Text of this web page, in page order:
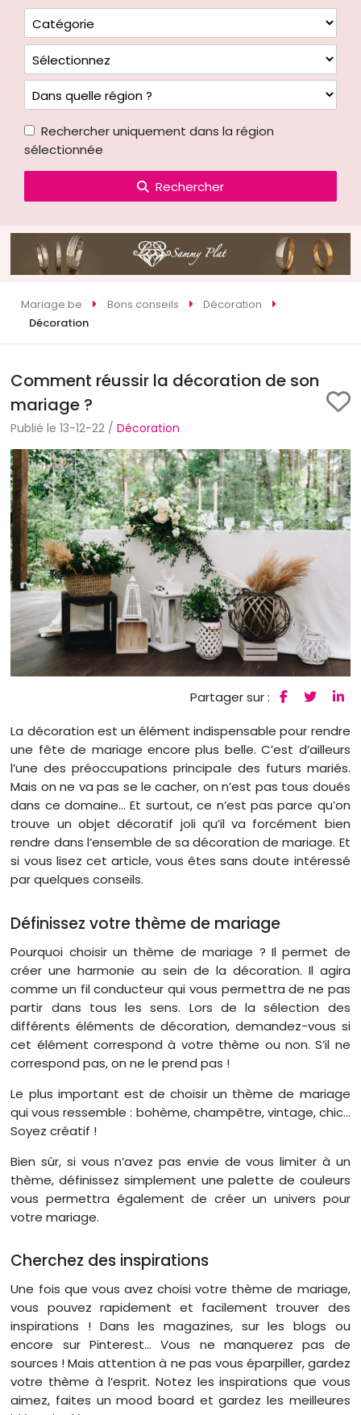
Rechercher uniquement dans la région
sélectionnée
Rechercher
Mariage.be Bons conseils
Décoration
Décoration
Comment réussir la décoration de son
mariage ?
Publié le 13-12-22 /Décoration
Partager sur :
La décoration est un élément indispensable pour rendre
une fête de mariage encore plus belle. C’est d’ailleurs
l’une des préoccupations principale des futurs mariés.
Mais on ne va pas se le cacher, on n’est pas tous doués
dans ce domaine… Et surtout, ce n’est pas parce qu’on
trouve un objet décoratif joli qu’il va forcément bien
rendre dans l’ensemble de sa décoration de mariage. Et
si vous lisez cet article, vous êtes sans doute intéressé
par quelques conseils.
Définissez votre thème de mariage
Pourquoi choisir un thème de mariage ? Il permet de
créer une harmonie au sein de la décoration. Il agira
comme un fil conducteur qui vous permettra de ne pas
partir dans tous les sens. Lors de la sélection des
différents éléments de décoration, demandez-vous si
cet élément correspond à votre thème ou non. S’il ne
correspond pas, on ne le prend pas !
Le plus important est de choisir un thème de mariage
qui vous ressemble : bohème, champêtre, vintage, chic…
Soyez créatif !
Bien sûr, si vous n’avez pas envie de vous limiter à un
thème, définissez simplement une palette de couleurs
vous permettra également de créer un univers pour
votre mariage.
Cherchez des inspirations
Une fois que vous avez choisi votre thème de mariage,
vous pouvez rapidement et facilement trouver des
inspirations ! Dans les magazines, sur les blogs ou
encore sur Pinterest… Vous ne manquerez pas de
sources ! Mais attention à ne pas vous éparpiller, gardez
votre thème à l’esprit. Notez les inspirations que vous
aimez, faites un mood board et gardez les meilleures